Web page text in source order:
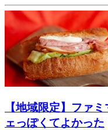
【地域限定】ファ
ェっぽくてよかった